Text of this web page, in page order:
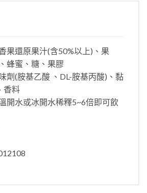
果還原果汁(含50%以上)、果
蜂蜜、糖、果膠
劑(胺基乙酸 、DL-胺基丙酸)、黏
香料
開水或冰開水稀釋5~6倍即可飲